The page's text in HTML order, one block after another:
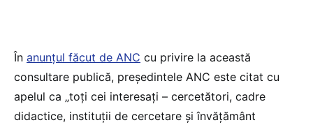
În anunțul făcut de ANC cu privire la această
consultare publică, președintele ANC este citat cu
apelul ca „toți cei interesați – cercetători, cadre
didactice, instituții de cercetare și învățământ